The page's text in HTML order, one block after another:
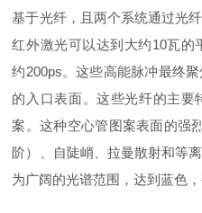
基于光纤，且两个系统通过光
红外激光可以达到大约10瓦的
约200ps。这些高能脉冲最终
的入口表面。这些光纤的主要
案。这种空心管图案表面的强
阶）、自陡峭、拉曼散射和等
为广阔的光谱范围，达到蓝色，